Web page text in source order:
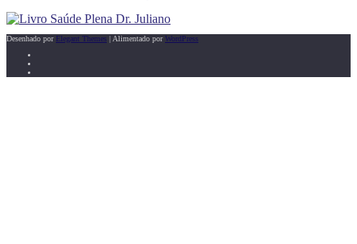
Desenhado por Elegant Themes | Alimentado porWordPress